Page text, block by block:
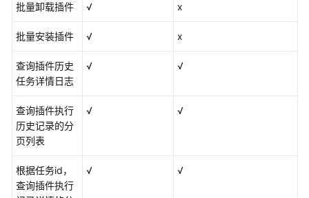
全
设
看
AOM
事
件
批量卸载插件 √ x
批量安装插件 √ x
查询插件历史
任务详情日志
√ √
查询插件执行
历史记录的分
页列表
√ √
根据任务id，
查询插件执行
√ √